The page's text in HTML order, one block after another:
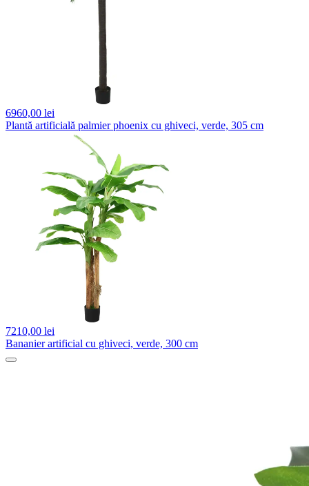
6960,00 lei
Plantă artificială palmier phoenix cu ghiveci, verde, 305 cm
7210,00 lei
Bananier artificial cu ghiveci, verde, 300 cm